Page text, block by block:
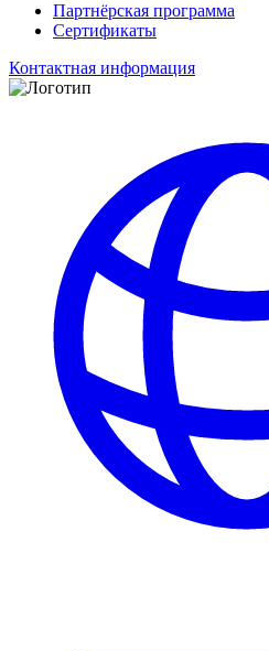
Партнёрская программа
Сертификаты
Контактная информация